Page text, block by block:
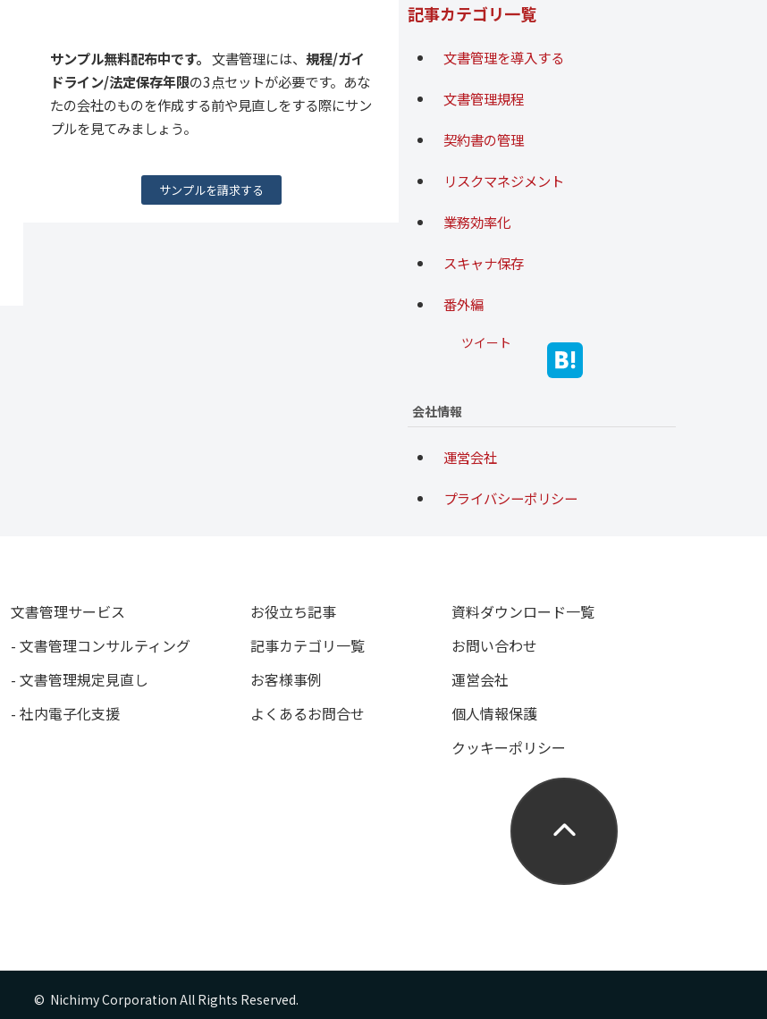
サンプル無料配布中です。 文書管理には、 規程/ガイ
ドライン/法定保存年限の3点セットが必要です。あな
たの会社のものを作成する前や見直しをする際にサン
プルを見てみましょう。
サンプルを請求する
記事カテゴリ一覧
文書管理を導入する
文書管理規程
契約書の管理
リスクマネジメント
業務効率化
スキャナ保存
番外編
ツイート
会社情報
運営会社
プライバシーポリシー
文書管理サービス
- 文書管理コンサルティング
- 文書管理規定見直し
- 社内電子化支援
お役立ち記事
記事カテゴリ一覧
お客様事例
よくあるお問合せ
資料ダウンロード一覧
お問い合わせ
運営会社
個人情報保護
クッキーポリシー
©  Nichimy Corporation All Rights Reserved.